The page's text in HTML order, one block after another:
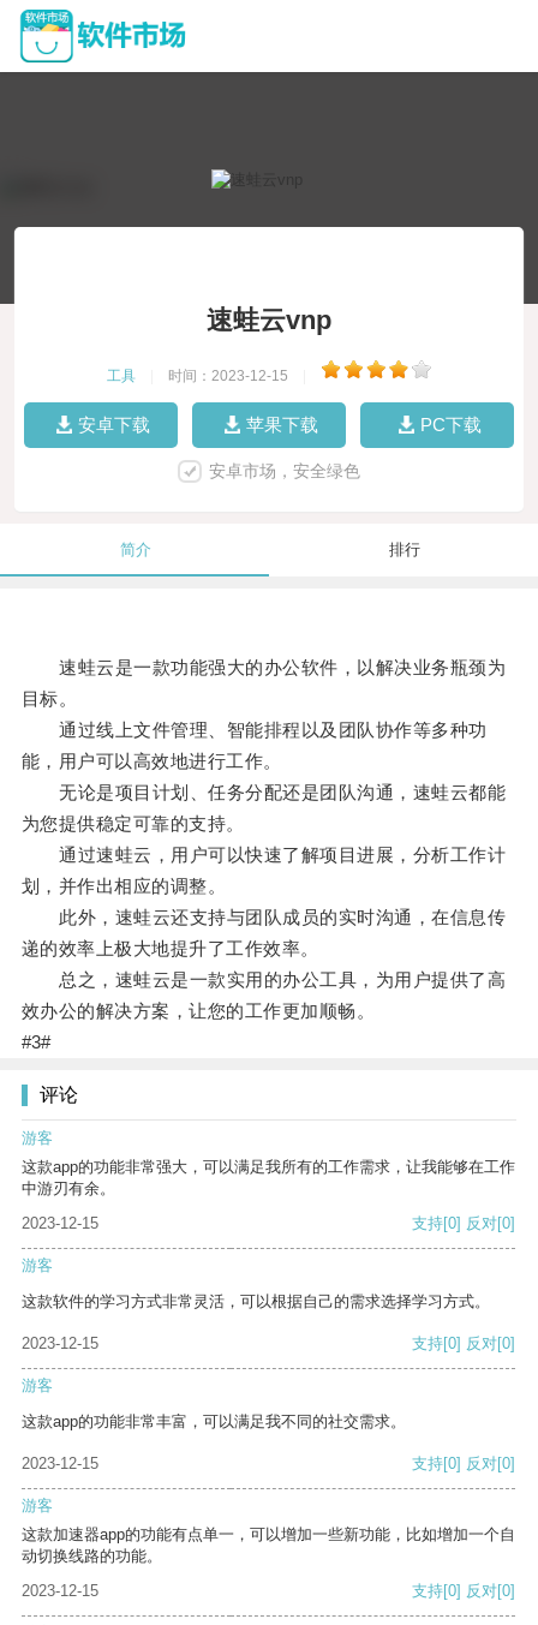
速蛙云vnp
工具 时间：2023-12-15
安卓下载 苹果下载 PC下载
安卓市场，安全绿色
简介 排行
速蛙云是一款功能强大的办公软件，以解决业务瓶颈为
目标。
通过线上文件管理、智能排程以及团队协作等多种功
能，用户可以高效地进行工作。
无论是项目计划、任务分配还是团队沟通，速蛙云都能
为您提供稳定可靠的支持。
通过速蛙云，用户可以快速了解项目进展，分析工作计
划，并作出相应的调整。
此外，速蛙云还支持与团队成员的实时沟通，在信息传
递的效率上极大地提升了工作效率。
总之，速蛙云是一款实用的办公工具，为用户提供了高
效办公的解决方案，让您的工作更加顺畅。
#3#
评论
游客
这款app的功能非常强大，可以满足我所有的工作需求，让我能够在工作
中游刃有余。
2023-12-15
支持[0] 反对[0]
游客
这款软件的学习方式非常灵活，可以根据自己的需求选择学习方式。
2023-12-15 支持[0] 反对[0]
游客
这款app的功能非常丰富，可以满足我不同的社交需求。
2023-12-15 支持[0] 反对[0]
游客
这款加速器app的功能有点单一，可以增加一些新功能，比如增加一个自
动切换线路的功能。
2023-12-15
支持[0] 反对[0]